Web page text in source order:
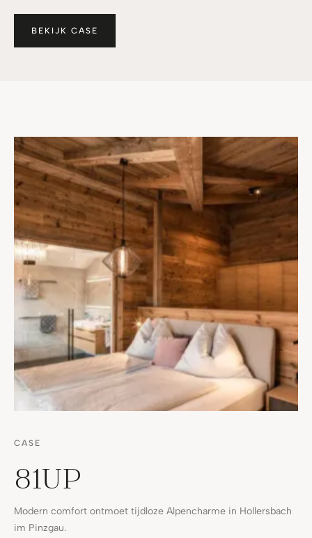
BEKIJK CASE
CASE
81UP
Modern comfort ontmoet tijdloze Alpencharme in Hollersbach
im Pinzgau.